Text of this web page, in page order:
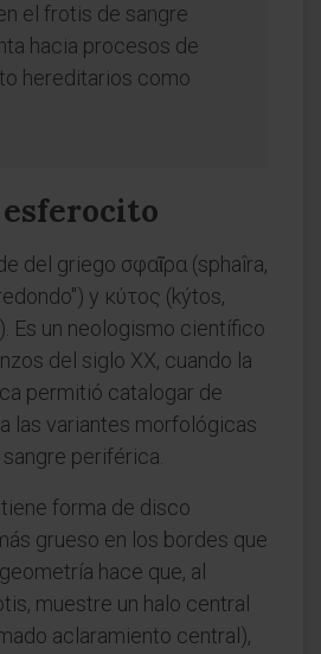
el frotis de sangre
hacia procesos de
hereditarios como
esferocito
del griego σφαῖρα (sphaîra,
y κύτος (kýtos,
Es un neologismo científico
del siglo XX, cuando la
permitió catalogar de
las variantes morfológicas
periférica.
forma de disco
grueso en los bordes que
hace que, al
muestre un halo central
aclaramiento central),